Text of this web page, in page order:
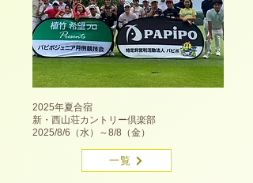
2025年夏合宿
新・西山荘カントリー倶楽部
2025/8/6（水）～8/8（金）
一覧